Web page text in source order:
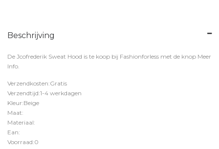
Beschrijving
De Jcofrederik Sweat Hood is te koop bij Fashionforless met de knop Meer
Info.
Verzendkosten:Gratis
Verzendtijd:1-4 werkdagen
Kleur:Beige
Maat:
Materiaal:
Ean:
Voorraad:0